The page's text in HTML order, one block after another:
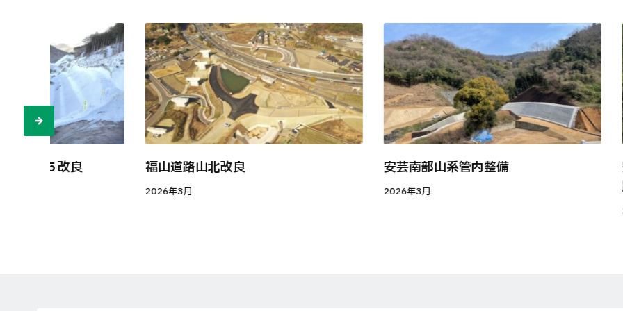
地区第５改良 福山道路山北改良
2026年3月
安芸南部山系管内整備
2026年3月